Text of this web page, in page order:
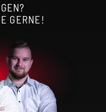
GERNE!